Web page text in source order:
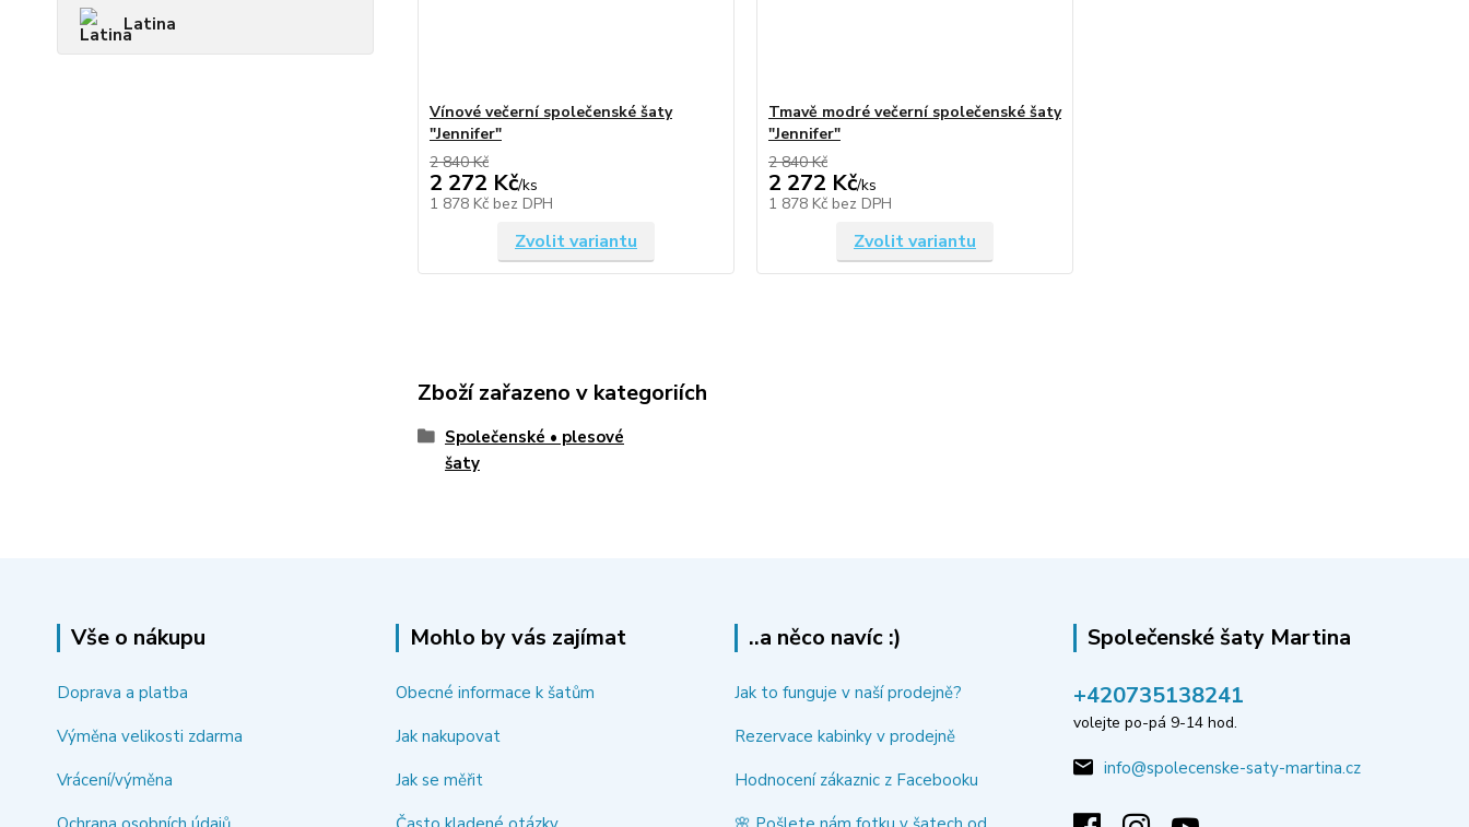
Latina
Vínové večerní společenské šaty
"Jennifer"
2 840 Kč
2 272 Kč/ks
1 878 Kč bez DPH
Zvolit variantu
Tmavě modré večerní společenské šaty
"Jennifer"
2 840 Kč
2 272 Kč/ks
1 878 Kč bez DPH
Zvolit variantu
Zboží zařazeno v kategoriích
Společenské • plesové
šaty
Vše o nákupu
Doprava a platba
Výměna velikosti zdarma
Vrácení/výměna
Mohlo by vás zajímat
Obecné informace k šatům
Jak nakupovat
Jak se měřit
..a něco navíc :)
Jak to funguje v naší prodejně?
Rezervace kabinky v prodejně
Hodnocení zákaznic z Facebooku
Společenské šaty Martina
‭+420735138241
volejte po-pá 9-14 hod.
info@spolecenske-saty-martina.cz